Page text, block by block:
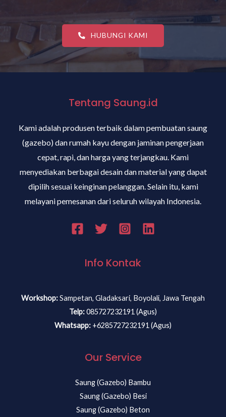
HUBUNGI KAMI
Tentang Saung.id
Kami adalah produsen terbaik dalam pembuatan saung
(gazebo) dan rumah kayu dengan jaminan pengerjaan
cepat, rapi, dan harga yang terjangkau. Kami
menyediakan berbagai desain dan material yang dapat
dipilih sesuai keinginan pelanggan. Selain itu, kami
melayani pemesanan dari seluruh wilayah Indonesia.
Info Kontak
Workshop:Sampetan, Gladaksari, Boyolali, Jawa Tengah
Telp:085727232191 (Agus)
Whatsapp: +6285727232191 (Agus)
Our Service
Saung (Gazebo) Bambu
Saung (Gazebo) Besi
Saung (Gazebo) Beton